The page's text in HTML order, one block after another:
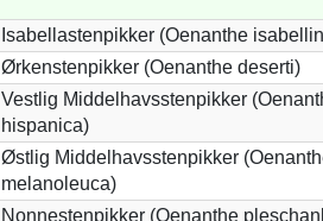
Isabellastenpikker (Oenanthe
Ørkenstenpikker (Oenanthe deserti)
Vestlig Middelhavsstenpikker
hispanica)
Østlig Middelhavsstenpikker
melanoleuca)
Nonnestenpikker (Oenanthe